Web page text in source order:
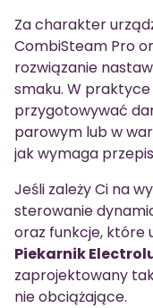
Za charakter
CombiSteam Pro
rozwiązanie
smaku. W praktyce
przygotowywać
parowym lub w
jak wymaga
Jeśli zależy Ci na
sterowanie
oraz funkcje, które
Piekarnik
zaprojektowany
nie obciążające.